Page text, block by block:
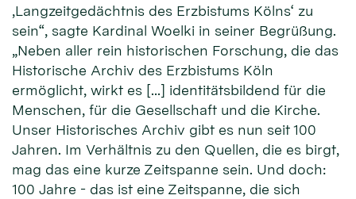
‚Langzeitgedächtnis des Erzbistums Kölns‘ zu
sein“, sagte Kardinal Woelki in seiner Begrüßung.
„Neben aller rein historischen Forschung, die das
Historische Archiv des Erzbistums Köln
ermöglicht, wirkt es […] identitätsbildend für die
Menschen, für die Gesellschaft und die Kirche.
Unser Historisches Archiv gibt es nun seit 100
Jahren. Im Verhältnis zu den Quellen, die es birgt,
mag das eine kurze Zeitspanne sein. Und doch:
100 Jahre - das ist eine Zeitspanne, die sich